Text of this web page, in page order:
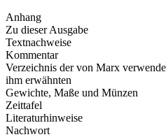
Anhang
Zu dieser Ausgabe
Textnachweise
Kommentar
Verzeichnis der von Marx
ihm erwähnten
Gewichte, Maße und Münzen
Zeittafel
Literaturhinweise
Nachwort